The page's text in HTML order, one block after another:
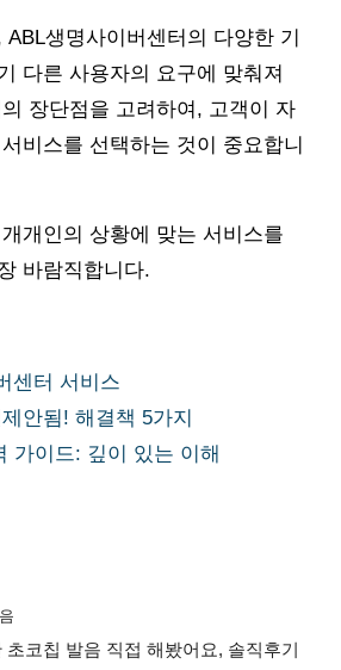
생명사이버센터의 다양한 기
다른 사용자의 요구에 맞춰져
장단점을 고려하여, 고객이 자
비스를 선택하는 것이 중요합니
개인의 상황에 맞는 서비스를
바람직합니다.
센터 서비스
안됨! 해결책 5가지
가이드: 깊이 있는 이해
초코칩 발음 직접 해봤어요, 솔직후기